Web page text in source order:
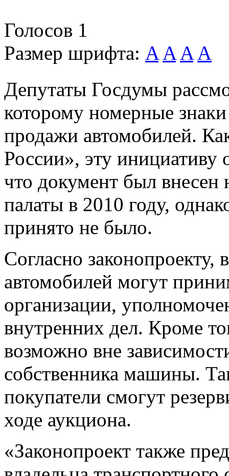
Голосов 1
Размер шрифта: A A A A
Депутаты Госдумы
которому номерные
продажи автомобилей.
России», эту инициативу
что документ был
палаты в 2010 году,
принято не было.
Согласно законопроекту,
автомобилей могут
организации,
внутренних дел. Кроме
возможно вне
собственника машины.
покупатели смогут
ходе аукциона.
«Законопроект также